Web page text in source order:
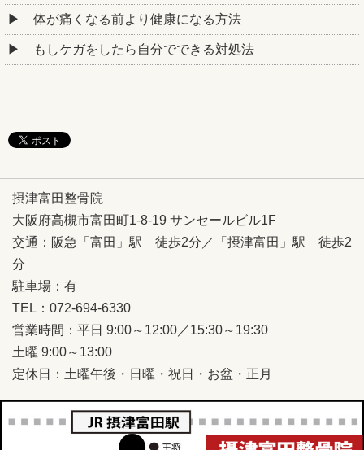
体が痛くなる前より健康になる方法
もしケガをしたら自分でできる対処法
摂津富田整骨院
大阪府高槻市富田町1-8-19 サンセールビル1F
交通：阪急「富田」駅 徒歩2分／「摂津富田」駅 徒歩2
分
駐車場：有
TEL：072-694-6330
営業時間：平日 9:00～12:00／15:30～19:30
土曜 9:00～13:00
定休日：土曜午後・日曜・祝日・お盆・正月